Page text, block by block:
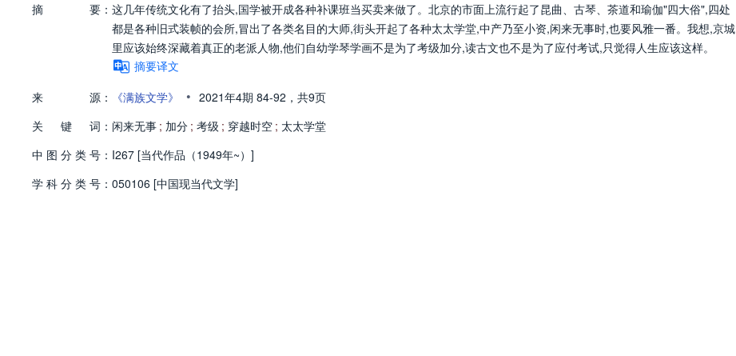
摘
要： 这几年传统文化有了抬头,国学被开成各种补课班当买卖来做了。北京的市面上流行起了昆曲、古琴、茶道和瑜伽"四大俗",四处
都是各种旧式装帧的会所,冒出了各类名目的大师,街头开起了各种太太学堂,中产乃至小资,闲来无事时,也要风雅一番。我想,京城
里应该始终深藏着真正的老派人物,他们自幼学琴学画不是为了考级加分,读古文也不是为了应付考试,只觉得人生应该这样。
摘要译文
来
源： 《满族文学》 • 2021年4期 84-92， 共9页
关
键 词： 闲来无事 ; 加分 ; 考级 ; 穿越时空 ; 太太学堂
中 图 分 类 号： I267 [当代作品（1949年~）]
学 科 分 类 号： 050106 [中国现当代文学]